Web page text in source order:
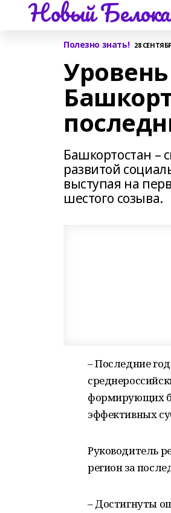
Новый
Полезно знать! 28
Башкортостан –
развитой
выступая на
шестого созыва.
– Последние
формирующих
эффективных
Руководитель
регион за
– Достигнуты